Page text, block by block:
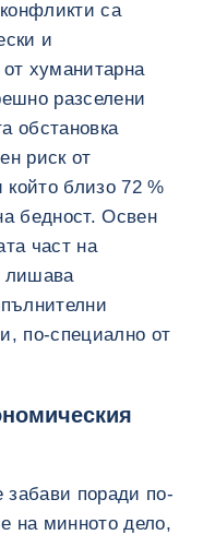
са
и
хуманитарна
разселени
обстановка
риск от
който близо 72 %
бедност. Освен
част на
лишава
по-специално от
забави поради по-
на минното дело,